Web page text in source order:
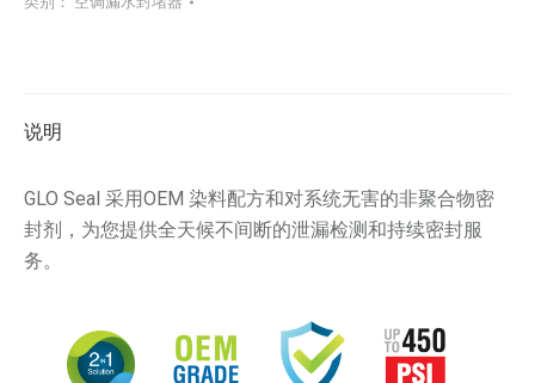
说明
GLO Seal 采用OEM 染料配方和对系统无害的非聚合物密
封剂，为您提供全天候不间断的泄漏检测和持续密封服
务。